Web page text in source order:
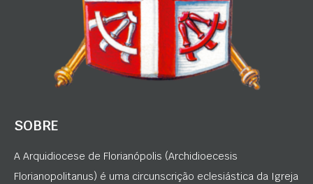
SOBRE
A Arquidiocese de Florianópolis (Archidioecesis
Florianopolitanus) é uma circunscrição eclesiástica da Igreja